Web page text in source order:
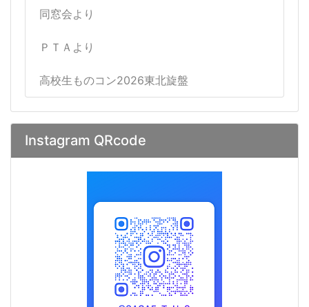
同窓会より
ＰＴＡより
高校生ものコン2026東北旋盤
Instagram QRcode